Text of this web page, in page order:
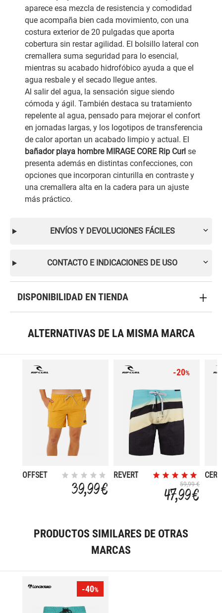
aparece esa mezcla de resistencia y comodidad
que acompaña bien cada movimiento, con una
costura exterior de 20 pulgadas que aporta
cobertura sin restar agilidad. El bolsillo lateral con
cremallera suma seguridad para lo esencial,
mientras su acabado hidrofóbico ayuda a que el
agua resbale y el secado llegue antes.
Al salir del agua, la sensación sigue siendo
cómoda y ágil. También destaca su tratamiento
repelente al agua, pensado para mejorar el confort
en jornadas largas, y los logotipos de transferencia
de calor aportan un acabado limpio y actual. El
bañador playa hombre MIRAGE CORE Rip Curl se
presenta además en distintas confecciones, con
opciones que incorporan cinturilla en contraste y
una cremallera alta en la cadera para un ajuste
más práctico.
ENVÍOS Y DEVOLUCIONES FÁCILES
CONTACTO E INDICACIONES DE USO
DISPONIBILIDAD EN TIENDA
ALTERNATIVAS DE LA MISMA MARCA
OFFSET
39,99 €
-20%
REVERT
59,99 €
47,99 €
PRODUCTOS SIMILARES DE OTRAS
MARCAS
-40%